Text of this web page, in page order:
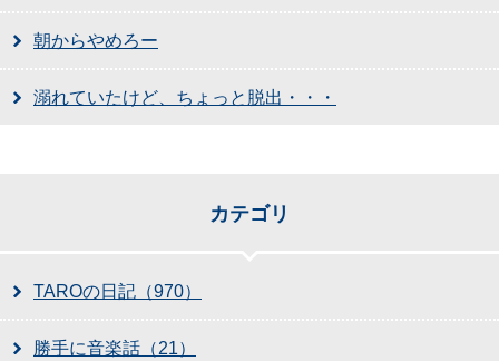
朝からやめろー
溺れていたけど、ちょっと脱出・・・
カテゴリ
TAROの日記（970）
勝手に音楽話（21）